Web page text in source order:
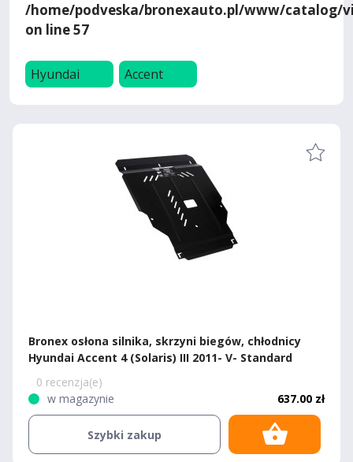
/home/podveska/bronexauto.pl/www/catalog/
on line57
Hyundai Accent
Bronex osłona silnika, skrzyni biegów, chłodnicy
Hyundai Accent 4 (Solaris) III 2011- V- Standard
0 recenzja(e)
w magazynie
637.00 zł
Szybki zakup